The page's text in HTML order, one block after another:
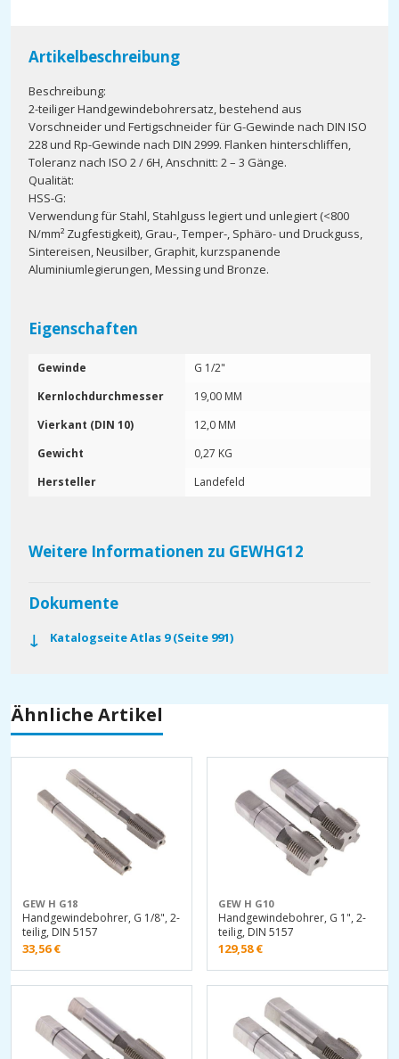
Artikelbeschreibung
Beschreibung:
2-teiliger Handgewindebohrersatz, bestehend aus
Vorschneider und Fertigschneider für G-Gewinde nach DIN ISO
228 und Rp-Gewinde nach DIN 2999. Flanken hinterschliffen,
Toleranz nach ISO 2 / 6H, Anschnitt: 2 – 3 Gänge.
Qualität:
HSS-G:
Verwendung für Stahl, Stahlguss legiert und unlegiert (<800
N/mm² Zugfestigkeit), Grau-, Temper-, Sphäro- und Druckguss,
Sintereisen, Neusilber, Graphit, kurzspanende
Aluminiumlegierungen, Messing und Bronze.
Eigenschaften
Gewinde
G 1/2"
Kernlochdurchmesser
19,00 MM
Vierkant (DIN 10)
12,0 MM
Gewicht
0,27 KG
Hersteller
Landefeld
Weitere Informationen zu GEWHG12
Dokumente
Katalogseite Atlas 9 (Seite 991)
Ähnliche Artikel
GEW H G18
Handgewindebohrer, G 1/8", 2-
teilig, DIN 5157
33,56€
GEW H G10
Handgewindebohrer, G 1", 2-
teilig, DIN 5157
129,58€